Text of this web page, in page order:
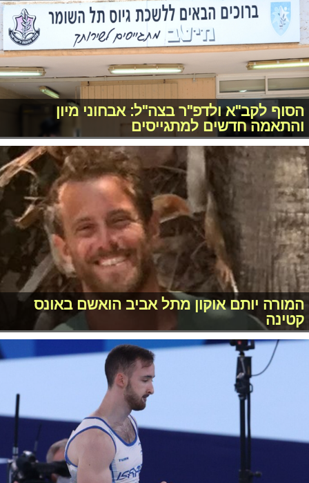
הסוף לקב"א ולדפ"ר בצה"ל: אבחוני מיון
והתאמה חדשים למתגייסים
המורה יותם אוקון מתל אביב הואשם באונס
קטינה